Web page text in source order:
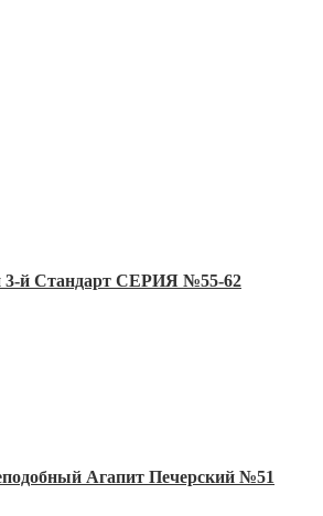
3-й Стандарт СЕРИЯ №55-62
Агапит Печерский №51